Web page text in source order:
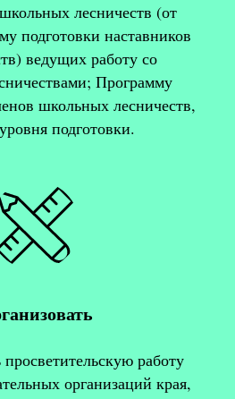
лесничеств (от
подготовки наставников
ведущих работу со
Программу
школьных лесничеств,
подготовки.
работу
организаций края,